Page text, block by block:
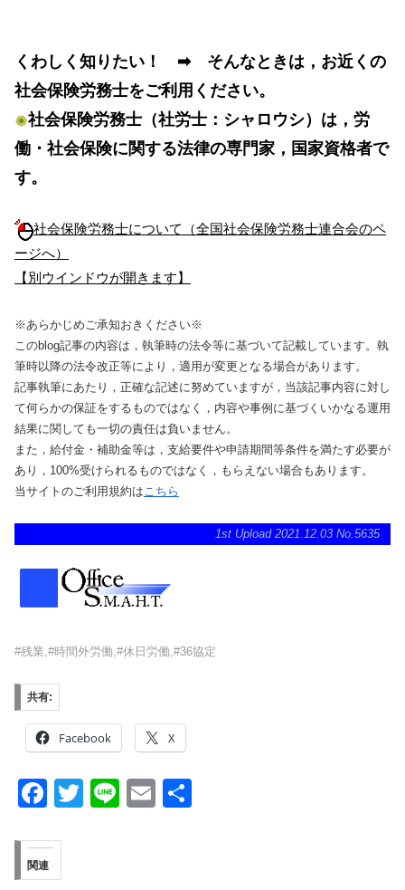
くわしく知りたい！ ➡ そんなときは，お近くの
社会保険労務士をご利用ください。
社会保険労務士（社労士：シャロウシ）は，労
働・社会保険に関する法律の専門家，国家資格者で
す。
社会保険労務士について（全国社会保険労務士連合会のペ
ージへ）
【別ウインドウが開きます】
※あらかじめご承知おきください※
このblog記事の内容は，執筆時の法令等に基づいて記載しています。執
筆時以降の法令改正等により，適用が変更となる場合があります。
記事執筆にあたり，正確な記述に努めていますが，当該記事内容に対し
て何らかの保証をするものではなく，内容や事例に基づくいかなる運用
結果に関しても一切の責任は負いません。
また，給付金・補助金等は，支給要件や申請期間等条件を満たす必要が
あり，100%受けられるものではなく，もらえない場合もあります。
当サイトのご利用規約はこちら
1st Upload 2021.12.03 No.5635
#残業,#時間外労働,#休日労働,#36協定
共有:
Facebook X
F
c
e
T
Li
E
関連